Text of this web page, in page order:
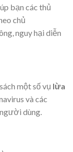
bạn các thủ
chủ
nguy hại diễn
một số vụ lừa
và các
dùng.